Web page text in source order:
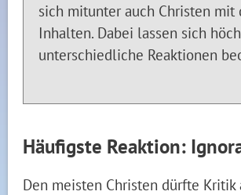
sich mitunter auch Christen mit
Inhalten. Dabei lassen sich
unterschiedliche Reaktionen
Häufigste Reaktion:
Den meisten Christen dürfte Kritik